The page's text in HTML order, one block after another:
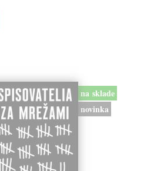
na sklade
novinka